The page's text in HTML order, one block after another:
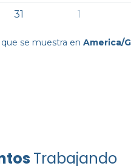
31 1
que se muestra en America/
Trabajando